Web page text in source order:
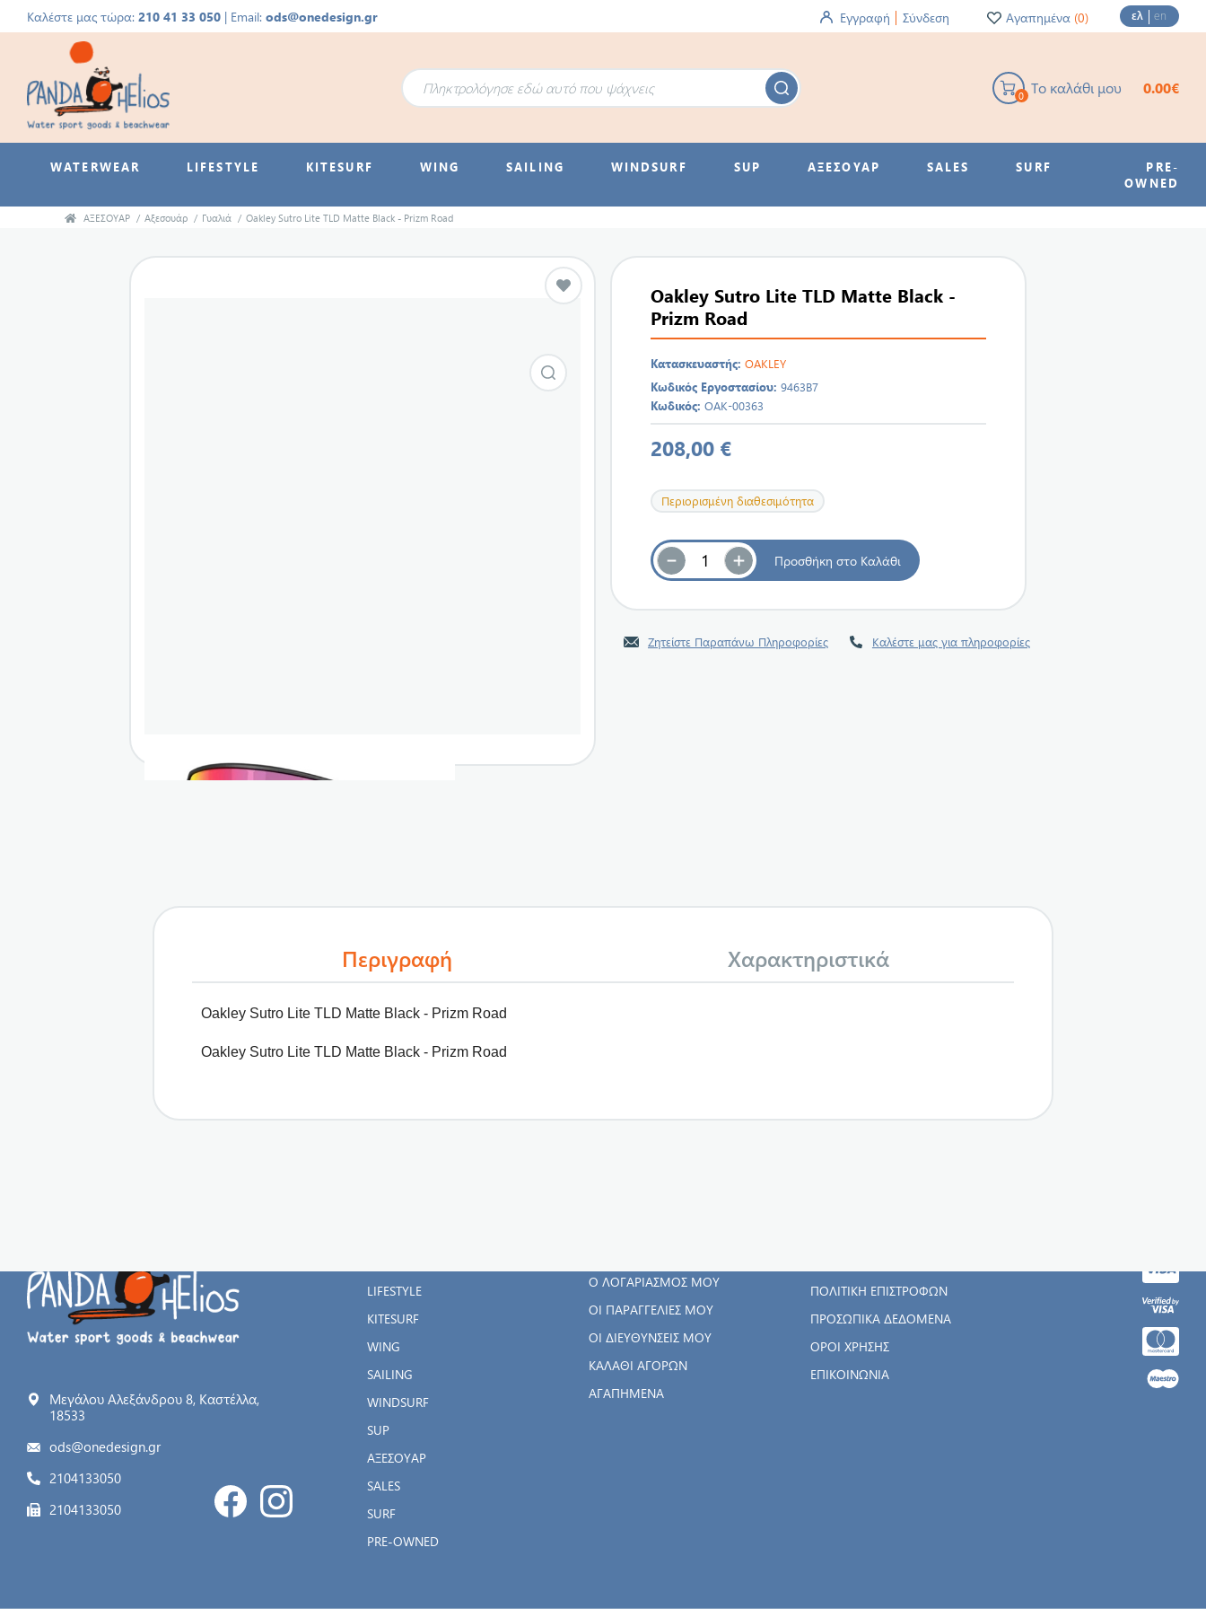
Καλέστε μας τώρα:210 41 33 050 | Email:ods@onedesign.gr Εγγραφή Σύνδεση Αγαπημένα (0) ελ en
Το καλάθι μου
0 0.00€
WATERWEAR LIFESTYLE KITESURF WING SAILING WINDSURF SUP ΑΞΕΣΟΥΑΡ SALES SURF
PRE-
OWNED
ΑΞΕΣΟΥΑΡ / Αξεσουάρ / Γυαλιά / Oakley Sutro Lite TLD Matte Black - Prizm Road
Oakley Sutro Lite TLD Matte Black -
Prizm Road
Κατασκευαστής: OAKLEY
Κωδικός Εργοστασίου: 9463B7
Κωδικός: OAK-00363
208,00 €
Περιορισμένη διαθεσιμότητα
Ζητείστε Παραπάνω Πληροφορίες Καλέστε μας για πληροφορίες
Περιγραφή Χαρακτηριστικά
Oakley Sutro Lite TLD Matte Black - Prizm Road
Oakley Sutro Lite TLD Matte Black - Prizm Road
Μεγάλου Αλεξάνδρου 8, Καστέλλα,
18533
ods@onedesign.gr
2104133050
2104133050
LIFESTYLE
KITESURF
WING
SAILING
WINDSURF
SUP
ΑΞΕΣΟΥΑΡ
SALES
SURF
PRE-OWNED
Ο ΛΟΓΑΡΙΑΣΜΌΣ ΜΟΥ
ΟΙ ΠΑΡΑΓΓΕΛΊΕΣ ΜΟΥ
ΟΙ ΔΙΕΥΘΎΝΣΕΙΣ ΜΟΥ
ΚΑΛΆΘΙ ΑΓΟΡΏΝ
ΑΓΑΠΗΜΈΝΑ
ΠΟΛΙΤΙΚΉ ΕΠΙΣΤΡΟΦΏΝ
ΠΡΟΣΩΠΙΚΆ ΔΕΔΟΜΈΝΑ
ΌΡΟΙ ΧΡΉΣΗΣ
ΕΠΙΚΟΙΝΩΝΊΑ